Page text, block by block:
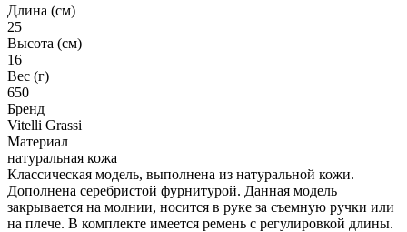
Длина (см)
25
Высота (см)
16
Вес (г)
650
Бренд
Vitelli Grassi
Материал
натуральная кожа
Классическая модель, выполнена из натуральной кожи.
Дополнена серебристой фурнитурой. Данная модель
закрывается на молнии, носится в руке за съемную ручки или
на плече. В комплекте имеется ремень с регулировкой длины.